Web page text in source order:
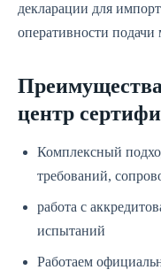
декларации для
оперативности подачи
центр
Комплексный
требований,
работа с
испытаний
Работаем